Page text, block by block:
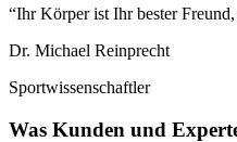
“Ihr Körper ist Ihr bester
Dr. Michael Reinprecht
Sportwissenschaftler
Was Kunden und